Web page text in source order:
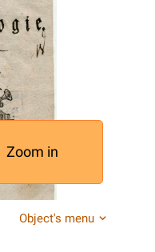
Zoom in
Object's menu